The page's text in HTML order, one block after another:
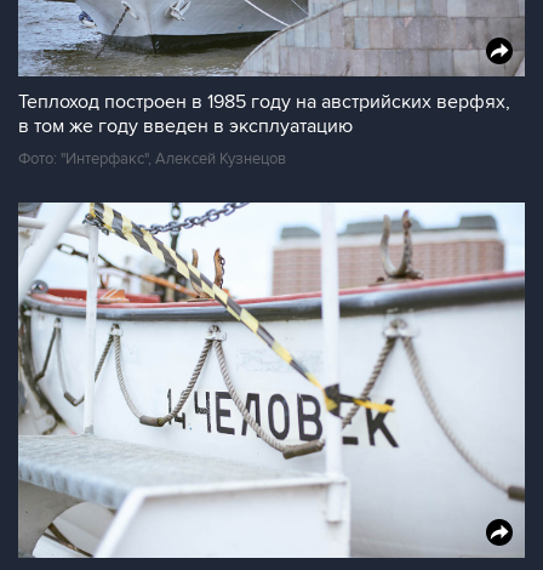
Теплоход построен в 1985 году на австрийских верфях,
в том же году введен в эксплуатацию
Фото: "Интерфакс", Алексей Кузнецов